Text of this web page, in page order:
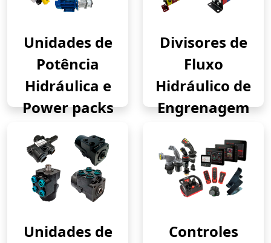
Unidades de
Potência
Hidráulica e
Power packs
Divisores de
Fluxo
Hidráulico de
Engrenagem
Unidades de
Controles